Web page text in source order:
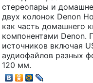
стереопары и
двух колонок Denon
как часть домашнего
компонентами Denon.
источников включая
аудиофайлов разных
120 мм.